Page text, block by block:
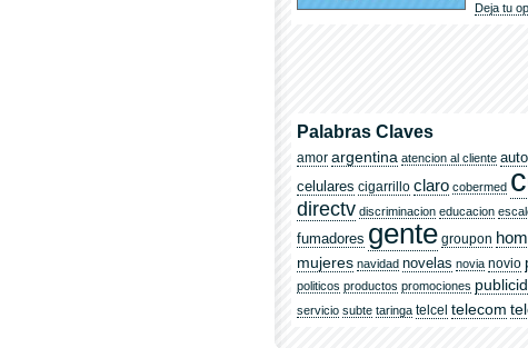
Deja tu
Palabras Claves
amor argentina atencion al cliente
celulares cigarrillo claro cobermed
directv discriminacion educacion
fumadores gente groupon
mujeres navidad novelas novia novio
politicos productos promociones
servicio subte taringa telcel telecom